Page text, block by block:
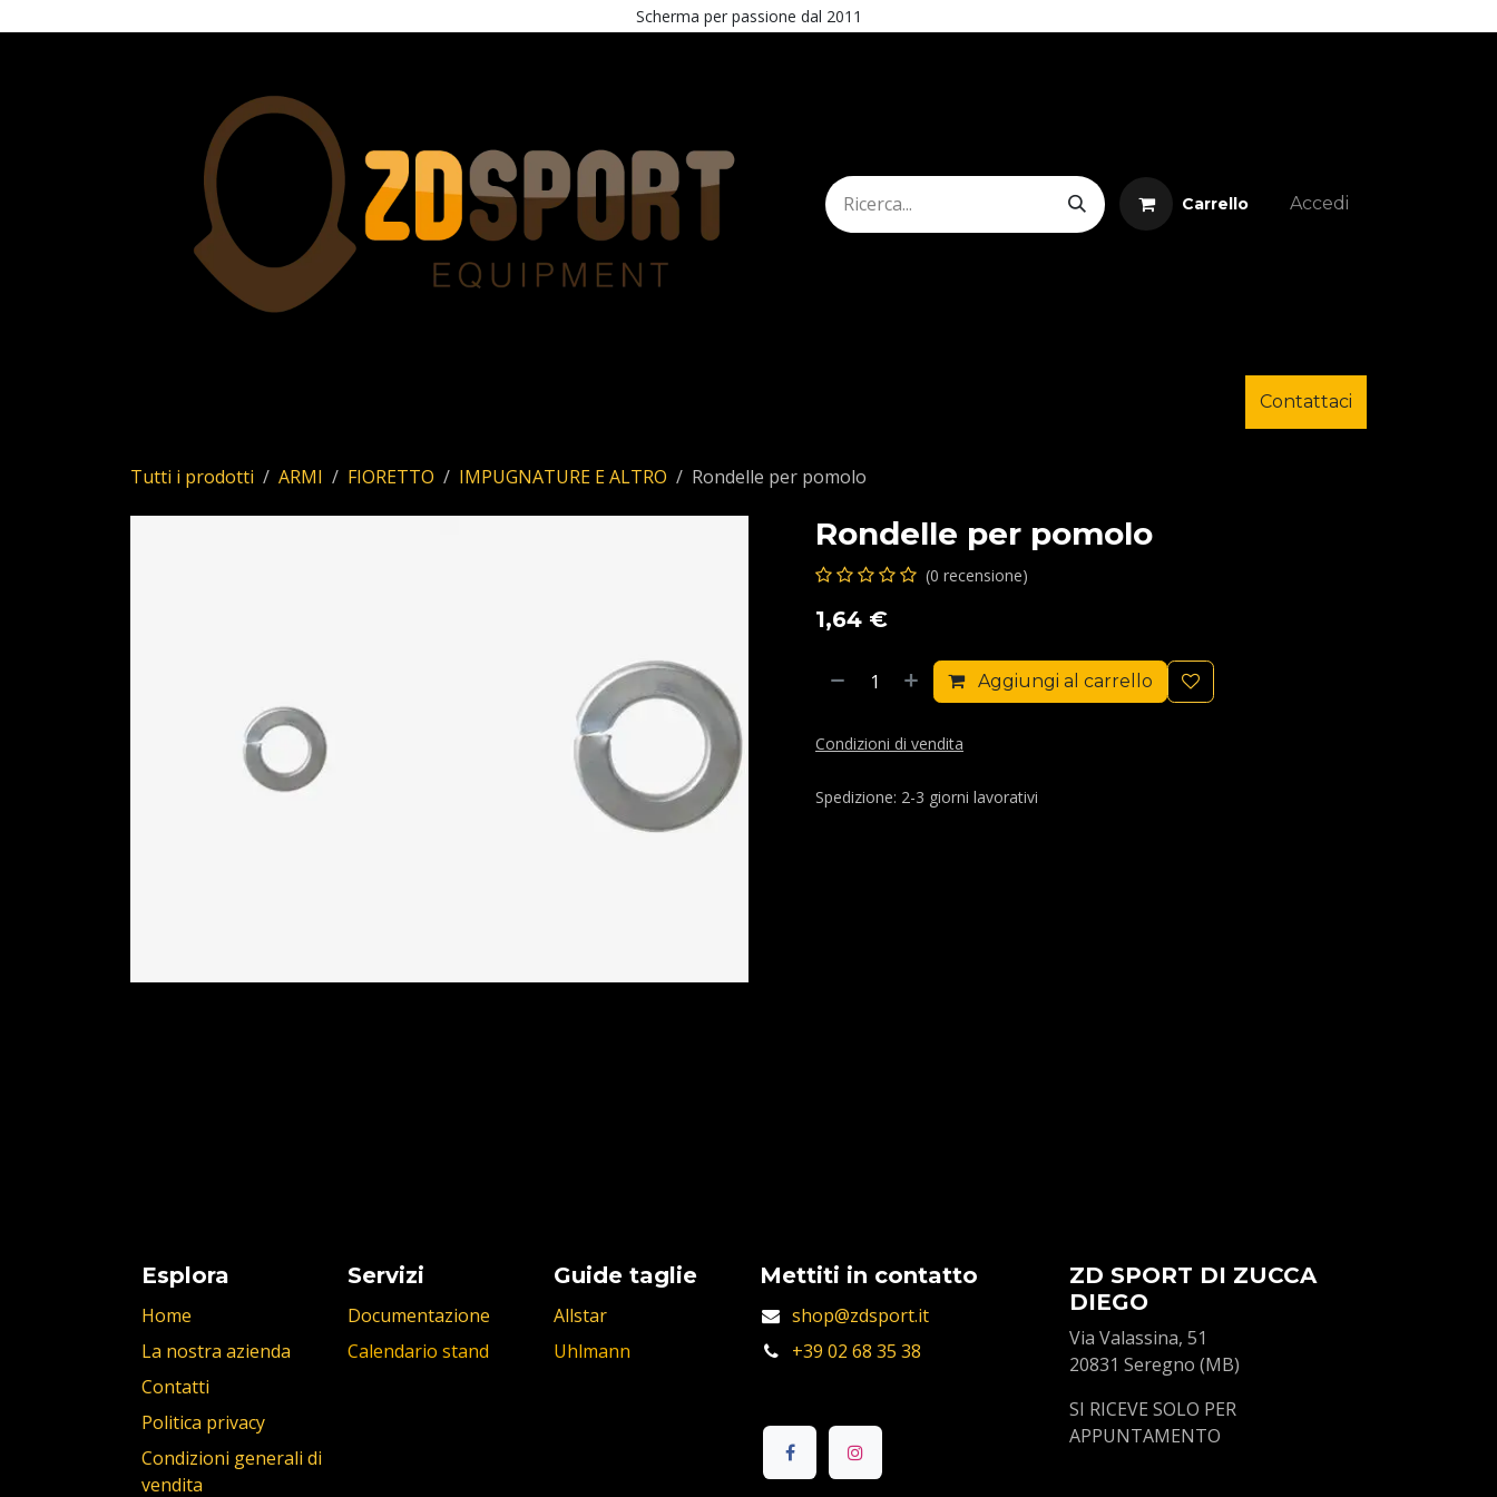
Scherma per passione dal 2011
Carrello Accedi
Contattaci
Tutti i prodotti ARMI FIORETTO IMPUGNATURE E ALTRO Rondelle per pomolo
Rondelle per pomolo
(0 recensione)
1,64 €
Aggiungi al carrello
Condizioni di vendita
Spedizione: 2-3 giorni lavorativi
Esplora
Home
La nostra azienda
Contatti
Politica privacy
Condizioni generali di
vendita
Servizi
Documentazione
Calendario stand
Mettiti in contatto
shop@zdsport.it
+39 02 68 35 38
ZD SPORT DI ZUCCA
DIEGO
Via Valassina, 51
20831 Seregno (MB)
SI RICEVE SOLO PER
APPUNTAMENTO
Guide taglie
Allstar
Uhlmann